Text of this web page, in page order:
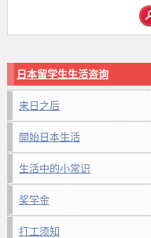
日本留学生生活咨询
来日之后
開始日本生活
生活中的小常识
奖学金
打工须知